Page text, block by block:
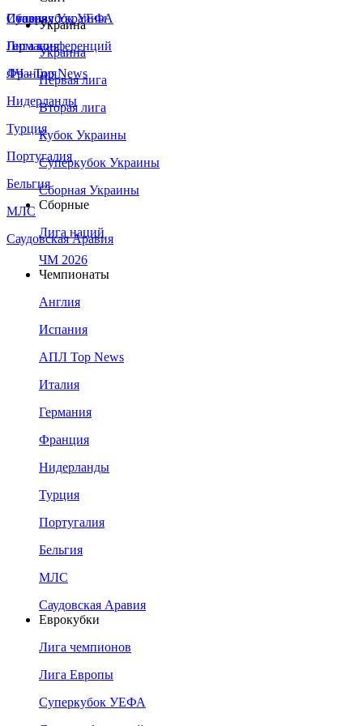
Сборная Украины
Италия
Германия
Франция
Нидерланды
Турция
Португалия
Бельгия
МЛС
Саудовская Аравия
Суперкубок УЕФА
Лига конференций
ЛЧ - Top News
Украина
Украина
Первая лига
Вторая лига
Кубок Украины
Суперкубок Украины
Сборная Украины
Сборные
Лига наций
ЧМ 2026
Чемпионаты
Англия
Испания
АПЛ Top News
Италия
Германия
Франция
Нидерланды
Турция
Португалия
Бельгия
МЛС
Саудовская Аравия
Еврокубки
Лига чемпионов
Лига Европы
Суперкубок УЕФА